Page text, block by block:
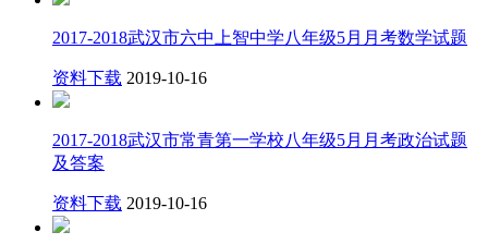
2017-2018武汉市六中上智中学八年级5月月考数学试题
资料下载 2019-10-16
2017-2018武汉市常青第一学校八年级5月月考政治试题
及答案
资料下载 2019-10-16